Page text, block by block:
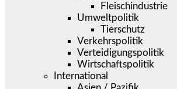
Fleischindustrie
Umweltpolitik
Tierschutz
Verkehrspolitik
Verteidigungspolitik
Wirtschaftspolitik
International